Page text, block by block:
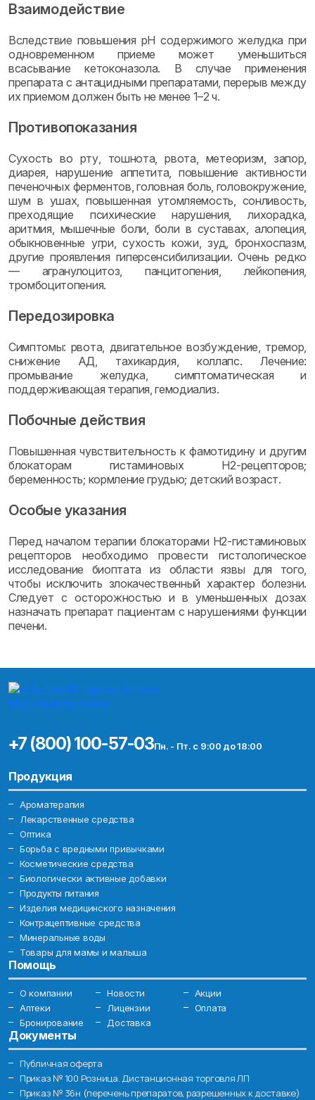
Взаимодействие
Вследствие повышения pH содержимого желудка при
одновременном приеме может уменьшиться
всасывание кетоконазола. В случае применения
препарата с антацидными препаратами, перерыв между
их приемом должен быть не менее 1–2 ч.
Противопоказания
Сухость во рту, тошнота, рвота, метеоризм, запор,
диарея, нарушение аппетита, повышение активности
печеночных ферментов, головная боль, головокружение,
шум в ушах, повышенная утомляемость, сонливость,
преходящие психические нарушения, лихорадка,
аритмия, мышечные боли, боли в суставах, алопеция,
обыкновенные угри, сухость кожи, зуд, бронхоспазм,
другие проявления гиперсенсибилизации. Очень редко
— агранулоцитоз, панцитопения, лейкопения,
тромбоцитопения.
Передозировка
Симптомы: рвота, двигательное возбуждение, тремор,
снижение АД, тахикардия, коллапс. Лечение:
промывание желудка, симптоматическая и
поддерживающая терапия, гемодиализ.
Побочные действия
Повышенная чувствительность к фамотидину и другим
блокаторам гистаминовых H2-рецепторов;
беременность; кормление грудью; детский возраст.
Особые указания
Перед началом терапии блокаторами H2-гистаминовых
рецепторов необходимо провести гистологическое
исследование биоптата из области язвы для того,
чтобы исключить злокачественный характер болезни.
Следует с осторожностью и в уменьшенных дозах
назначать препарат пациентам с нарушениями функции
печени.
+7 (800) 100-57-03Пн. - Пт. с 9:00 до 18:00
Продукция
Ароматерапия
Лекарственные средства
Оптика
Борьба с вредными привычками
Косметические средства
Биологически активные добавки
Продукты питания
Изделия медицинского назначения
Контрацептивные средства
Минеральные воды
Товары для мамы и малыша
Помощь
О компании Новости
Акции
Аптеки
Лицензии
Оплата
Бронирование
Доставка
Документы
Публичная оферта
Приказ № 100 Розница. Дистанционная торговля ЛП
Приказ № 36н (перечень препаратов, разрешенных к доставке)